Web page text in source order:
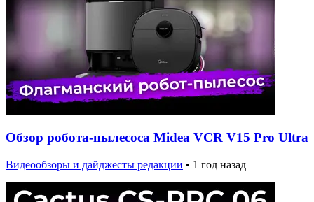
Обзор робота-пылесоса Midea VCR V15 Pro Ultra
Видеообзоры и дайджесты редакции • 1 год назад